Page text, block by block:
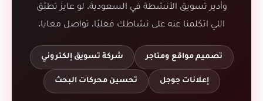
وأدير تسويق الأنشطة في السعودية. لو عايز تطبّق
اللي اتكلمنا عنه على نشاطك فعليًا، تواصل معايا.
تصميم مواقع ومتاجر شركة تسويق إلكتروني
إعلانات جوجل تحسين محركات البحث